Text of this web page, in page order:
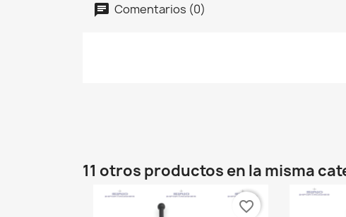
Comentarios (0)
11 otros productos en la misma
favorite_border